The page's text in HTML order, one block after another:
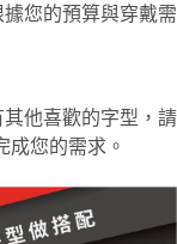
您的預算與穿戴需
他喜歡的字型，請
成您的需求。